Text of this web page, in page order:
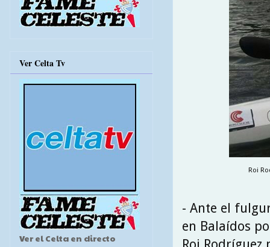
Roi
- Ante el
en Balaídos
Ver Celta Tv
Ver el Celta en directo